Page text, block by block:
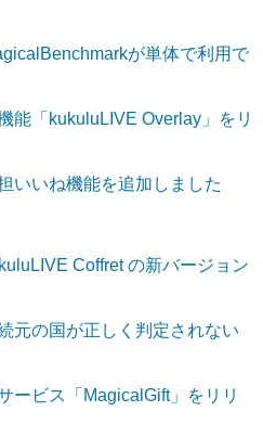
が単体で利用で
能「kukuluLIVE Overlay」をリ
いいね機能を追加しました
Coffret の新バージョン
元の国が正しく判定されない
ービス「MagicalGift」をリリ